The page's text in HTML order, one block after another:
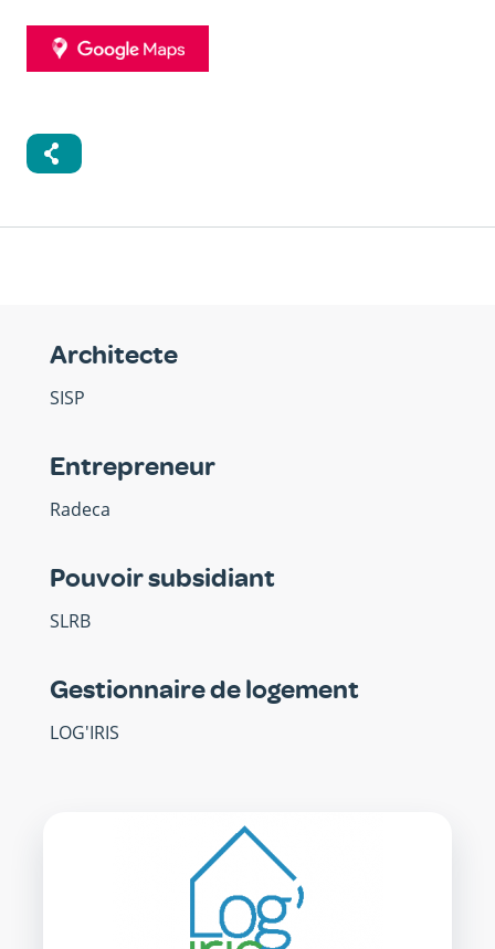
GOOGLE
Architecte
SISP
Entrepreneur
Radeca
Pouvoir subsidiant
SLRB
Gestionnaire de logement
LOG'IRIS